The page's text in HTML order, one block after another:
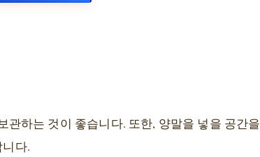
하는 것이 좋습니다. 또한, 양말을 넣을 공간을
다.